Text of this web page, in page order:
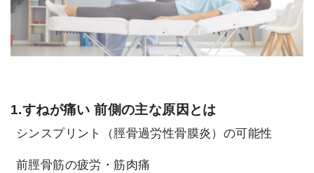
1.すねが痛い 前側の主な原因とは
シンスプリント（脛骨過労性骨膜炎）の可能性
前脛骨筋の疲労・筋肉痛